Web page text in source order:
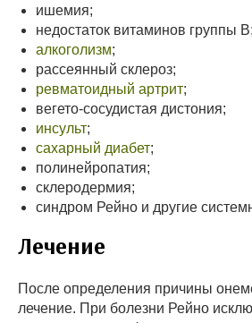
ишемия;
недостаток витаминов группы В;
алкоголизм;
рассеянный склероз;
ревматоидный артрит;
вегето-сосудистая дистония;
инсульт;
сахарный диабет;
полинейропатия;
склеродермия;
синдром Рейно и другие
Лечение
После определения причины
лечение. При болезни Рейно